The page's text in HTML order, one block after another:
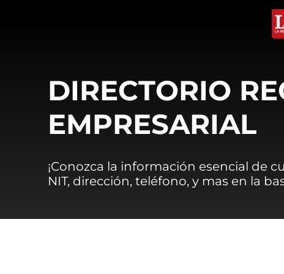
DIRECTORIO
EMPRESARIAL
¡Conozca la información esencial de
NIT, dirección, teléfono, y mas en la